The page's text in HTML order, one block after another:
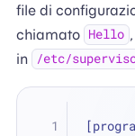
file di
chiamato Hello
in
/etc/